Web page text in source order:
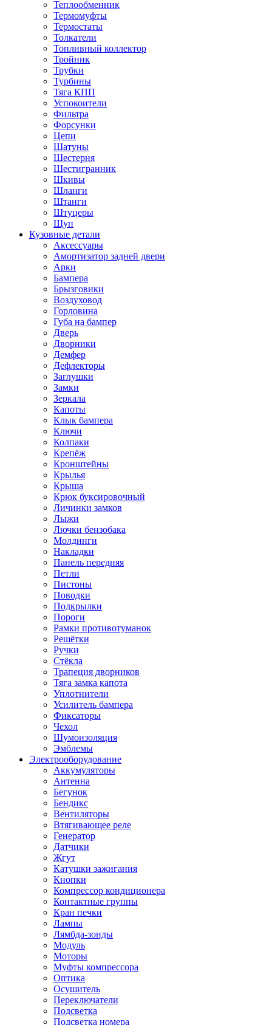
Теплообменник
Термомуфты
Термостаты
Толкатели
Топливный коллектор
Тройник
Трубки
Турбины
Тяга КПП
Успокоители
Фильтра
Форсунки
Цепи
Шатуны
Шестерня
Шестигранник
Шкивы
Шланги
Штанги
Штуцеры
Щуп
Кузовные детали
Аксессуары
Амортизатор задней двери
Арки
Бампера
Брызговики
Воздуховод
Горловина
Губа на бампер
Дверь
Дворники
Демфер
Дефлекторы
Заглушки
Замки
Зеркала
Капоты
Клык бампера
Ключи
Колпаки
Крепёж
Кронштейны
Крылья
Крыша
Крюк буксировочный
Личинки замков
Лыжи
Лючки бензобака
Молдинги
Накладки
Панель передняя
Петли
Пистоны
Поводки
Подкрылки
Пороги
Рамки противотуманок
Решётки
Ручки
Стёкла
Трапеция дворников
Тяга замка капота
Уплотнители
Усилитель бампера
Фиксаторы
Чехол
Шумоизоляция
Эмблемы
Электрооборудование
Аккумуляторы
Антенна
Бегунок
Бендикс
Вентиляторы
Втягивающее реле
Генератор
Датчики
Жгут
Катушки зажигания
Кнопки
Компрессор кондиционера
Контактные группы
Кран печки
Лампы
Лямбда-зонды
Модуль
Моторы
Муфты компрессора
Оптика
Осушитель
Переключатели
Подсветка
Подсветка номера